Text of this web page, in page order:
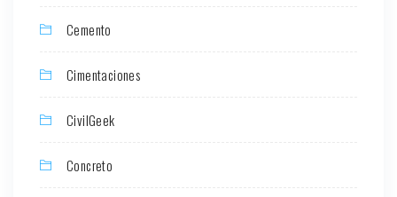
Cemento
Cimentaciones
CivilGeek
Concreto